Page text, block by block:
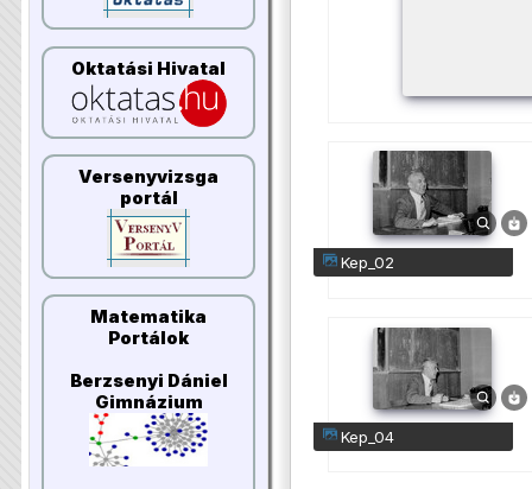
Oktatási Hivatal
Versenyvizsga
portál
Matematika
Portálok
Berzsenyi Dániel
Gimnázium
kep_02
kep_04